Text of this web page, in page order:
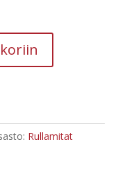
Rullamitat